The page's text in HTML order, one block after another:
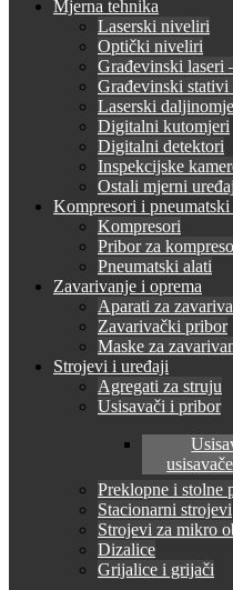
Mjerna tehnika
Laserski niveliri
Optički niveliri
Građevinski laseri
Građevinski
Laserski
Digitalni kutomjeri
Digitalni detektori
Inspekcijske
Ostali mjerni
Kompresori i pneumatski
Kompresori
Pribor za
Pneumatski alati
Zavarivanje i oprema
Aparati za
Zavarivački pribor
Maske za
Strojevi i uređaji
Agregati za struju
Usisavači i pribor
usisavače
Preklopne i stolne
Stacionarni strojevi
Strojevi za mikro
Dizalice
Grijalice i grijači